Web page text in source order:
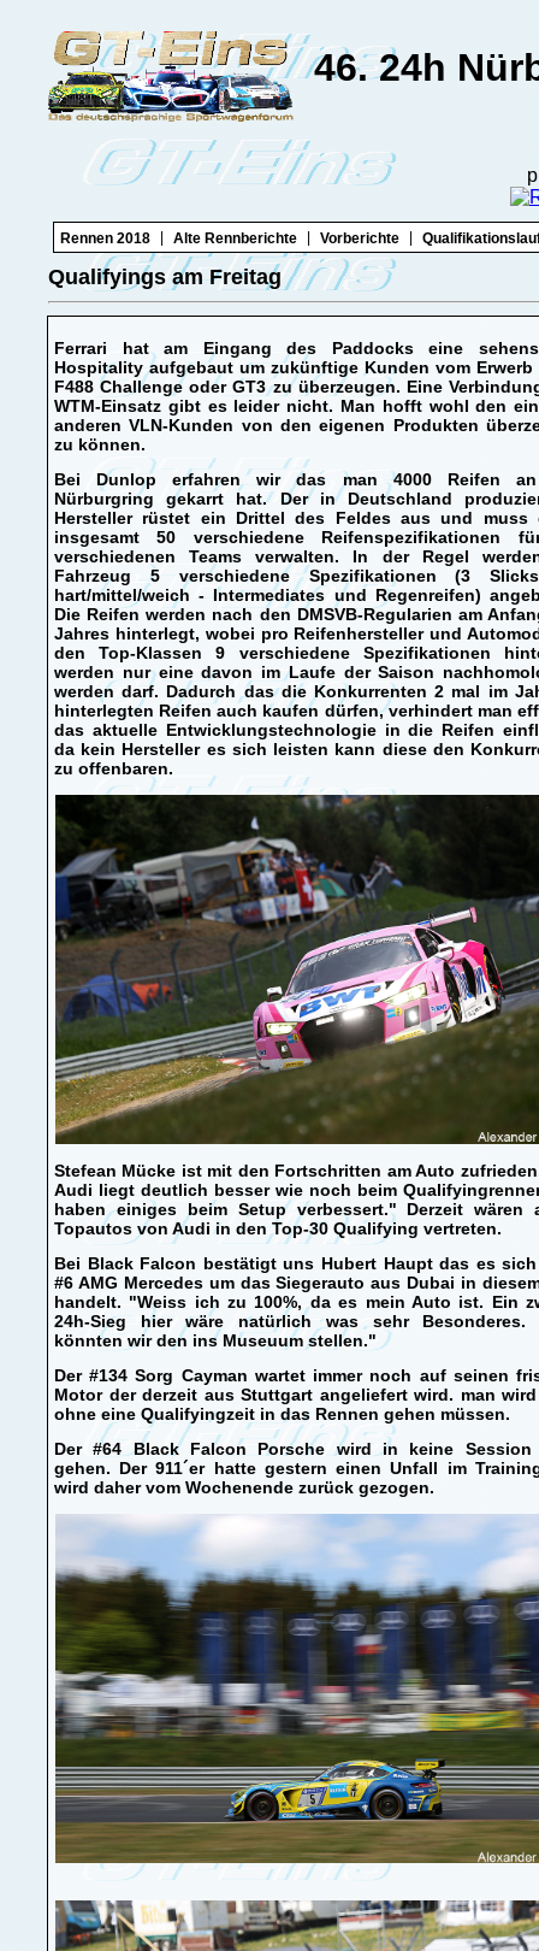
46. 24h
Rennen 2018 Alte Rennberichte Vorberichte
Qualifyings am Freitag
Ferrari hat am Eingang des Paddocks eine
Hospitality aufgebaut um zukünftige Kunden vom Erwerb
F488 Challenge oder GT3 zu überzeugen. Eine
WTM-Einsatz gibt es leider nicht. Man hofft wohl den
anderen VLN-Kunden von den eigenen Produkten
zu können.
Bei Dunlop erfahren wir das man 4000 Reifen
Nürburgring gekarrt hat. Der in Deutschland
Hersteller rüstet ein Drittel des Feldes aus und muss
insgesamt 50 verschiedene Reifenspezifikationen
verschiedenen Teams verwalten. In der Regel
Fahrzeug 5 verschiedene Spezifikationen (3
hart/mittel/weich - Intermediates und Regenreifen)
Die Reifen werden nach den DMSVB-Regularien am
Jahres hinterlegt, wobei pro Reifenhersteller und
den Top-Klassen 9 verschiedene Spezifikationen
werden nur eine davon im Laufe der Saison
werden darf. Dadurch das die Konkurrenten 2 mal im
hinterlegten Reifen auch kaufen dürfen, verhindert man
das aktuelle Entwicklungstechnologie in die Reifen
da kein Hersteller es sich leisten kann diese den
zu offenbaren.
Stefean Mücke ist mit den Fortschritten am Auto
Audi liegt deutlich besser wie noch beim
haben einiges beim Setup verbessert." Derzeit wären
Topautos von Audi in den Top-30 Qualifying vertreten.
Bei Black Falcon bestätigt uns Hubert Haupt das es
#6 AMG Mercedes um das Siegerauto aus Dubai in
handelt. "Weiss ich zu 100%, da es mein Auto ist. Ein
24h-Sieg hier wäre natürlich was sehr Besonderes.
könnten wir den ins Museuum stellen."
Der #134 Sorg Cayman wartet immer noch auf seinen
Motor der derzeit aus Stuttgart angeliefert wird. man
ohne eine Qualifyingzeit in das Rennen gehen müssen.
Der #64 Black Falcon Porsche wird in keine Session
gehen. Der 911´er hatte gestern einen Unfall im
wird daher vom Wochenende zurück gezogen.